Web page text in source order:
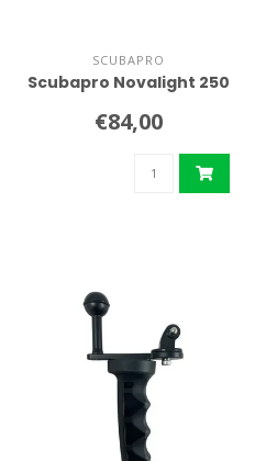
SCUBAPRO
Scubapro Novalight 250
€84,00